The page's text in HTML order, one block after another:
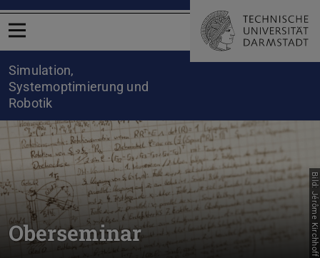
Menü öffnen
Simulation,
Systemoptimierung und
Robotik
Oberseminar Bild: Jérôme Kirchhoff